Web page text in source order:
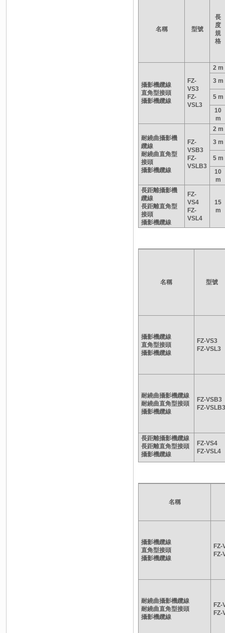
名稱 型號
長
度
規
格
攝影機纜線
直角型接頭
攝影機纜線
FZ-
VS3
FZ-
VSL3
2 m
3 m
5 m
10
m
耐繞曲攝影機
纜線
耐繞曲直角型
接頭
攝影機纜線
FZ-
VSB3
FZ-
VSLB3
2 m
3 m
5 m
10
m
長距離攝影機
纜線
長距離直角型
接頭
攝影機纜線
FZ-
VS4
FZ-
VSL4
15
m
名稱 型號
攝影機纜線
直角型接頭
攝影機纜線
FZ-VS3
FZ-VSL3
耐繞曲攝影機纜線
耐繞曲直角型接頭
攝影機纜線
FZ-VSB3
FZ-VSLB3
長距離攝影機纜線
長距離直角型接頭
攝影機纜線
FZ-VS4
FZ-VSL4
名稱
攝影機纜線
直角型接頭
攝影機纜線
FZ-
FZ-
耐繞曲攝影機纜線
耐繞曲直角型接頭
攝影機纜線
FZ-
FZ-